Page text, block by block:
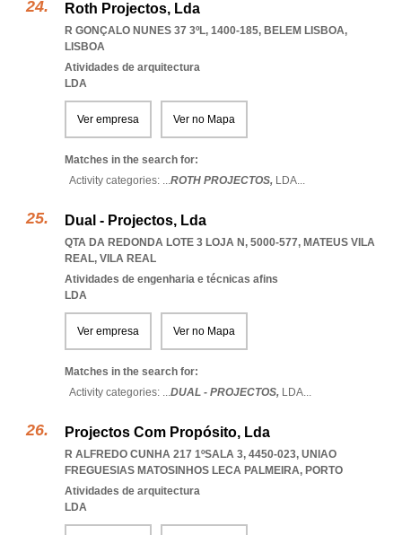
Roth Projectos, Lda
R GONÇALO NUNES 37 3ºL, 1400-185, BELEM LISBOA,
LISBOA
Atividades de arquitectura
LDA
Ver empresa Ver no Mapa
Matches in the search for:
Activity categories: ...ROTH PROJECTOS, LDA...
Dual - Projectos, Lda
QTA DA REDONDA LOTE 3 LOJA N, 5000-577, MATEUS VILA
REAL, VILA REAL
Atividades de engenharia e técnicas afins
LDA
Ver empresa Ver no Mapa
Matches in the search for:
Activity categories: ...DUAL - PROJECTOS, LDA...
Projectos Com Propósito, Lda
R ALFREDO CUNHA 217 1ºSALA 3, 4450-023, UNIAO
FREGUESIAS MATOSINHOS LECA PALMEIRA, PORTO
Atividades de arquitectura
LDA